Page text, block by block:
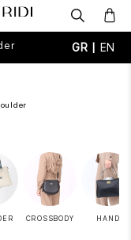
GR | EN
CROSSBODY HAND